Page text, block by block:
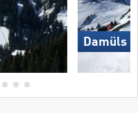
Damüls